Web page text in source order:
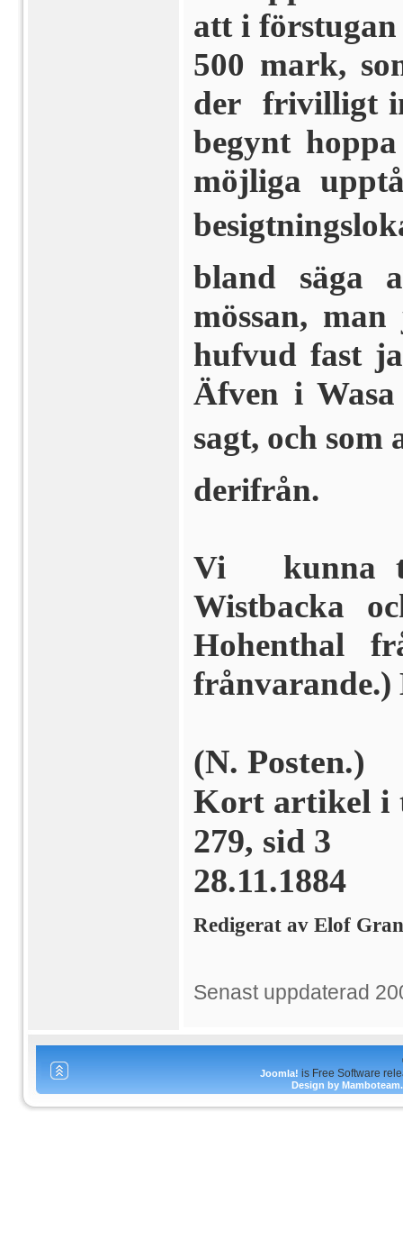
att i
500 mark,
der frivilligt
begynt
möjliga
bland säga
mössan,
hufvud fast
Äfven i
sagt, och som
derifrån.
Vi kunna
Wistbacka
Hohenthal
frånvarande.)
(N. Posten.)
Kort artikel i
279, sid 3
28.11.1884
Redigerat av Elof
Senast uppdaterad
Joomla! is Free Software
Design by